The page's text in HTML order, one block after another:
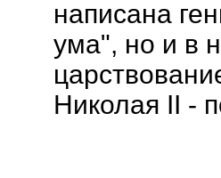
написана
ума", но и в
Николая II -